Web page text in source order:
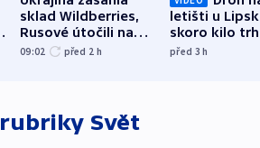
sklad Wildberries,
Rusové útočili na
trh, hasiče či
09:02 před 2 h
letišti u
skoro kilo
indicie
před 3h
Svět